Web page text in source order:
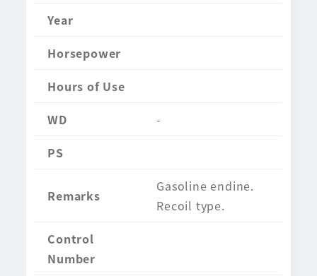
Year
Horsepower
Hours of Use
WD
-
PS
Remarks
Gasoline endine.
Recoil type.
Control
Number